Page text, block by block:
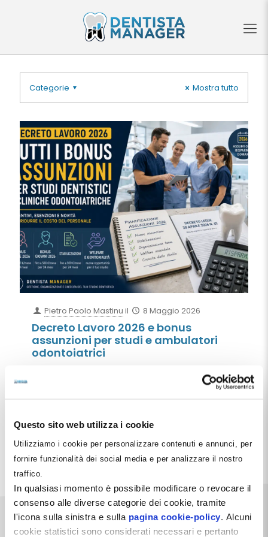
Questo sito web utilizza i cookie
Utilizziamo i cookie per personalizzare contenuti e annunci, per
fornire funzionalità dei social media e per analizzare il nostro
traffico.
In qualsiasi momento è possibile modificare o revocare il
consenso alle diverse categorie dei cookie, tramite
l'icona sulla sinistra e sulla pagina cookie-policy. Alcuni
cookie statistici sono considerati necessari e pertanto
Categorie Mostra tutto
Pietro Paolo Mastinu il 8 Maggio 2026
Decreto Lavoro 2026 e bonus
assunzioni per studi e ambulatori
odontoiatrici
Il Decreto Lavoro 2026 introduce bonus assunzioni e
incentivi contributivi che possono aiutare studi
stabilizzazioni e nuove regole sul salario giusto:
guida pratica per il settore dentale.
Leggi tutto